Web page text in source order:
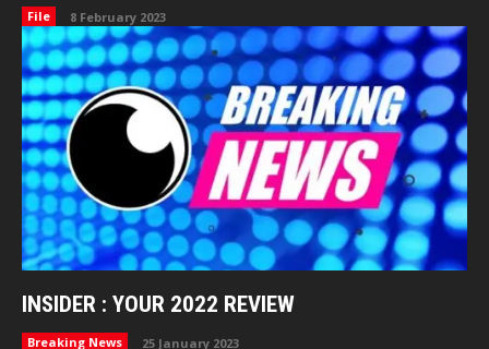
File 8 February 2023
INSIDER : YOUR 2022 REVIEW
Breaking News 25 January 2023